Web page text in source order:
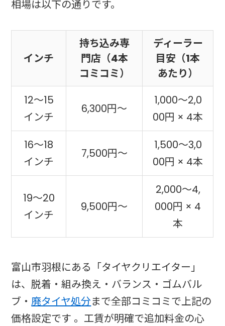
相場は以下の通りです。
インチ
持ち込み専
門店（4本
コミコミ）
ディーラー
目安（1本
あたり）
12〜15
インチ
6,300円〜
1,000〜2,0
00円 × 4本
16〜18
インチ
7,500円〜
1,500〜3,0
00円 × 4本
19〜20
インチ
9,500円〜
2,000〜4,
000円 × 4
本
富山市羽根にある「タイヤクリエイター」
は、脱着・組み換え・バランス・ゴムバル
ブ・廃タイヤ処分まで全部コミコミで上記の
価格設定です 。工賃が明確で追加料金の心